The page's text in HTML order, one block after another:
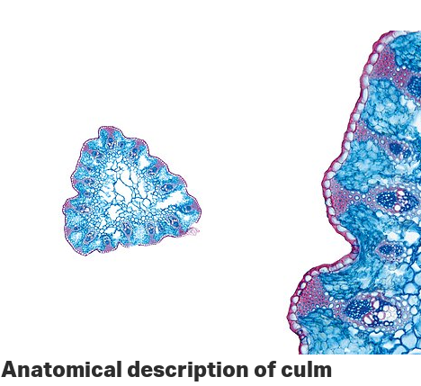
Anatomical description of culm